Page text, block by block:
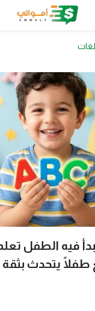
فيه الطفل تعلم
طفلًا يتحدث